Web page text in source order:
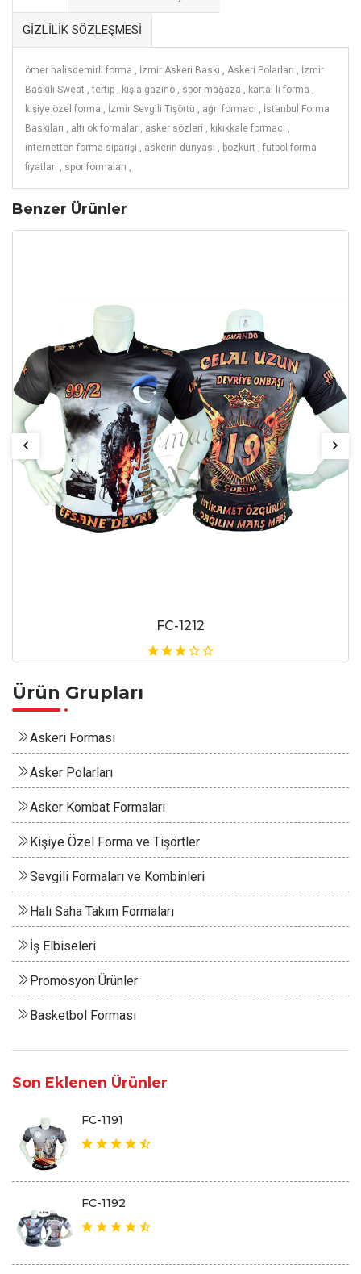
GİZLİLİK SÖZLEŞMESİ
ömer halisdemirli forma , İzmir Askeri Baskı , Askeri Polarları , İzmir
Baskılı Sweat ,tertip , kışla gazino , spor mağaza ,
kartal lı forma ,
kişiye özel forma , İzmir Sevgili Tişörtü , ağrı formacı , İstanbul Forma
Baskıları , altı ok formalar , asker sözleri ,
kıkıkkale formacı ,
internetten forma siparişi , askerin dünyası , bozkurt , futbol forma
fiyatları , spor formaları ,
Benzer Ürünler
FC-1212
Ürün Grupları
Askeri Forması
Asker Polarları
Asker Kombat Formaları
Kişiye Özel Forma ve Tişörtler
Sevgili Formaları ve Kombinleri
Halı Saha Takım Formaları
İş Elbiseleri
Promosyon Ürünler
Basketbol Forması
Son Eklenen Ürünler
FC-1191
FC-1192